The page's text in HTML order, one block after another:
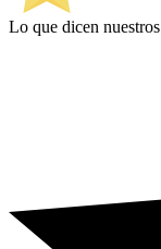
Lo que dicen